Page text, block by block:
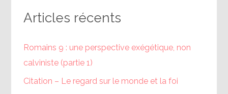
Articles récents
Romains 9 : une perspective exégétique, non
calviniste (partie 1)
Citation – Le regard sur le monde et la foi